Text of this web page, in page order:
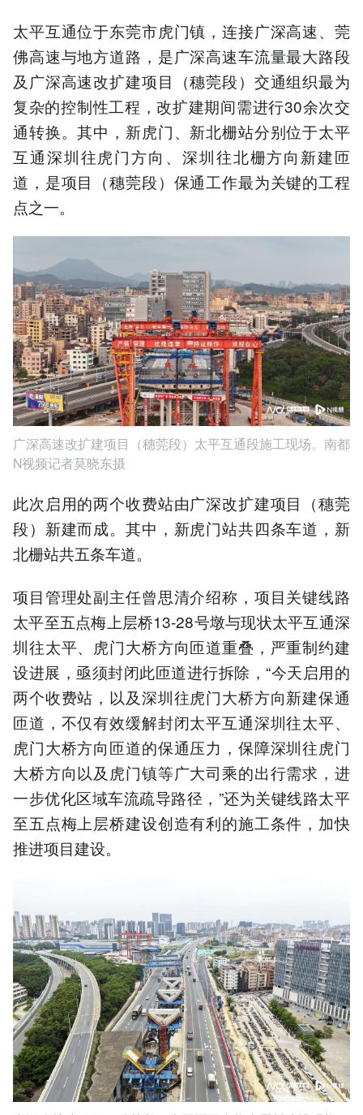
太平互通位于东莞市虎门镇，连接广深高速、莞
佛高速与地方道路，是广深高速车流量最大路段
及广深高速改扩建项目（穗莞段）交通组织最为
复杂的控制性工程，改扩建期间需进行30余次交
通转换。其中，新虎门、新北栅站分别位于太平
互通深圳往虎门方向、深圳往北栅方向新建匝
道，是项目（穗莞段）保通工作最为关键的工程
点之一。
广深高速改扩建项目（穗莞段）太平互通段施工现场。南都
N视频记者莫晓东摄
此次启用的两个收费站由广深改扩建项目（穗莞
段）新建而成。其中，新虎门站共四条车道，新
北栅站共五条车道。
项目管理处副主任曾思清介绍称，项目关键线路
太平至五点梅上层桥13-28号墩与现状太平互通深
圳往太平、虎门大桥方向匝道重叠，严重制约建
设进展，亟须封闭此匝道进行拆除，“今天启用的
两个收费站，以及深圳往虎门大桥方向新建保通
匝道，不仅有效缓解封闭太平互通深圳往太平、
虎门大桥方向匝道的保通压力，保障深圳往虎门
大桥方向以及虎门镇等广大司乘的出行需求，进
一步优化区域车流疏导路径，”还为关键线路太平
至五点梅上层桥建设创造有利的施工条件，加快
推进项目建设。